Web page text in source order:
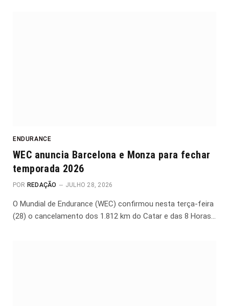
ENDURANCE
WEC anuncia Barcelona e Monza para fechar
temporada 2026
POR REDAÇÃO JULHO 28, 2026
O Mundial de Endurance (WEC) confirmou nesta terça-feira
(28) o cancelamento dos 1.812 km do Catar e das 8 Horas…